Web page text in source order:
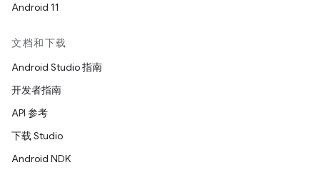
Android 11
文档和下载
Android Studio 指南
开发者指南
API 参考
下载 Studio
Android NDK